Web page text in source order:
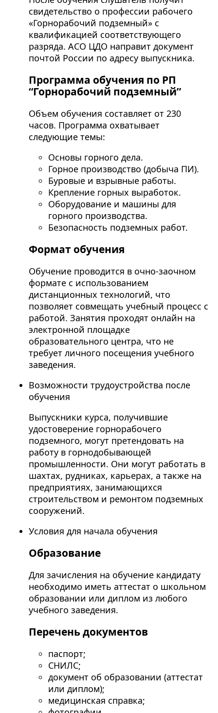
свидетельство о профессии рабочего
«Горнорабочий подземный» с
квалификацией соответствующего
разряда. АСО ЦДО направит документ
почтой России по адресу выпускника.
Программа обучения по РП
“Горнорабочий подземный”
Объем обучения составляет от 230
часов. Программа охватывает
следующие темы:
Основы горного дела.
Горное производство (добыча ПИ).
Буровые и взрывные работы.
Крепление горных выработок.
Оборудование и машины для
горного производства.
Безопасность подземных работ.
Формат обучения
Обучение проводится в очно-заочном
формате с использованием
дистанционных технологий, что
позволяет совмещать учебный процесс с
работой. Занятия проходят онлайн на
электронной площадке
образовательного центра, что не
требует личного посещения учебного
заведения.
Возможности трудоустройства после
обучения
Выпускники курса, получившие
удостоверение горнорабочего
подземного, могут претендовать на
работу в горнодобывающей
промышленности. Они могут работать в
шахтах, рудниках, карьерах, а также на
предприятиях, занимающихся
строительством и ремонтом подземных
сооружений.
Условия для начала обучения
Образование
Для зачисления на обучение кандидату
необходимо иметь аттестат о школьном
образовании или диплом из любого
учебного заведения.
Перечень документов
паспорт;
СНИЛС;
документ об образовании (аттестат
или диплом);
медицинская справка;